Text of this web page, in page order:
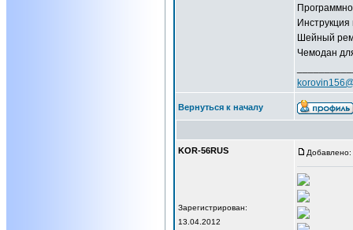
Шейный
Чемодан
Вернуться к началу
KOR-56RUS
Зарегистрирован:
13.04.2012